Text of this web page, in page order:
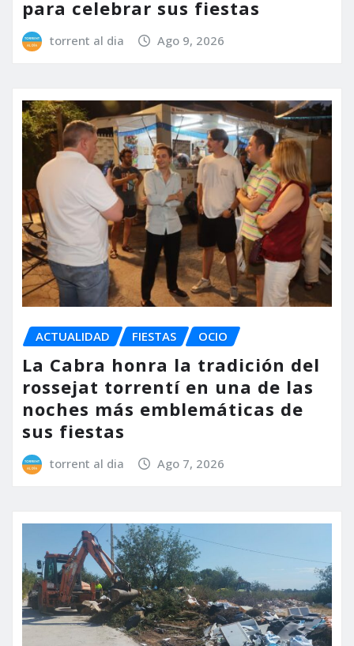
para celebrar sus fiestas
torrent al dia Ago 9, 2026
ACTUALIDAD FIESTAS OCIO
La Cabra honra la tradición del
rossejat torrentí en una de las
noches más emblemáticas de
sus fiestas
torrent al dia Ago 7, 2026